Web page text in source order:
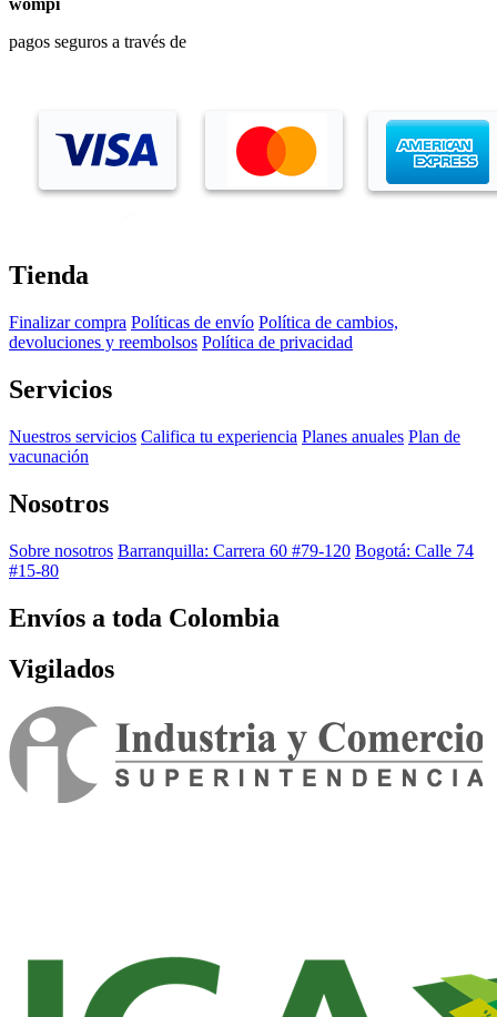
wompi
pagos seguros a través de
Tienda
Finalizar compra Políticas de envío Política de cambios,
devoluciones y reembolsos Política de privacidad
Servicios
Nuestros servicios Califica tu experiencia Planes anuales Plan de
vacunación
Nosotros
Sobre nosotros Barranquilla: Carrera 60 #79-120 Bogotá: Calle 74
#15-80
Envíos a toda Colombia
Vigilados